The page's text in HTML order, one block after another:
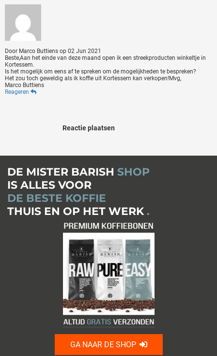
Door Marco Buttiens op 02 Jun 2021
Beste,Aan het einde van deze maand open ik een streekproducten winkeltje in
Kortessem.
Is het mogelijk om eens af te spreken om de mogelijkheden te bespreken?
Het zou toch geweldig als ik koffie uit Kortessem kan verkopen!Mvg,
Marco Buttiens
Reageren
Reactie plaatsen
DE MISTER BARISH SHOP
IS ALLES VOOR
DE BESTE KOFFIE
THUIS EN OP HET WERK .
GA NAAR DE SHOP